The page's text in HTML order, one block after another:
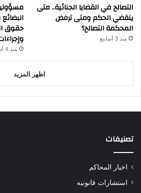
التصالح في القضايا الجنائية.. متى
ينقضي الحكم ومتى ترفض
المحكمة التصالح؟
منذ 3 أسابيع
حقوق
منذ 4 أسابيع
اظهر المزيد
تصنيفات
اخبار المحاكم
استشارات قانونيه